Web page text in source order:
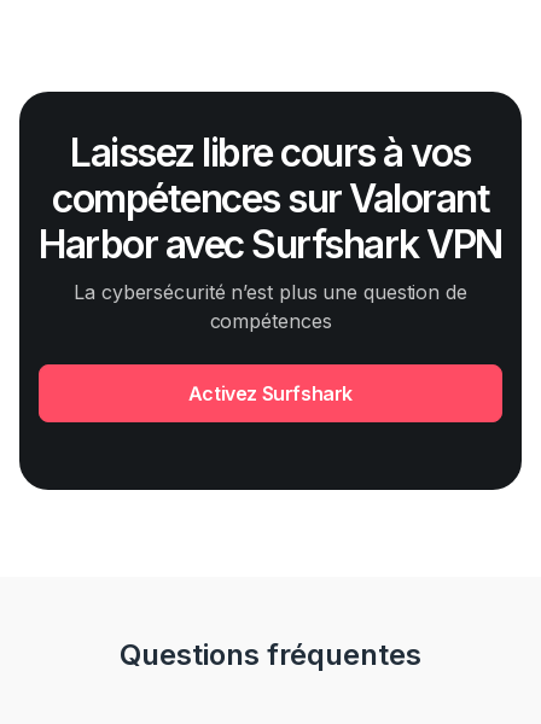
Laissez libre cours à vos
compétences sur Valorant
Harbor avec Surfshark VPN
La cybersécurité n’est plus une question de
compétences
Activez Surfshark
Questions fréquentes